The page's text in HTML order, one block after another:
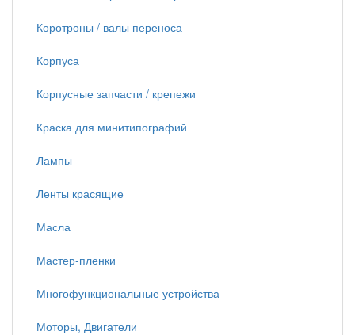
Коротроны / валы переноса
Корпуса
Корпусные запчасти / крепежи
Краска для минитипографий
Лампы
Ленты красящие
Масла
Мастер-пленки
Многофункциональные устройства
Моторы, Двигатели